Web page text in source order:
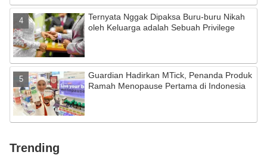
Ternyata Nggak Dipaksa Buru-buru Nikah
oleh Keluarga adalah Sebuah Privilege
Guardian Hadirkan MTick, Penanda Produk
Ramah Menopause Pertama di Indonesia
Trending